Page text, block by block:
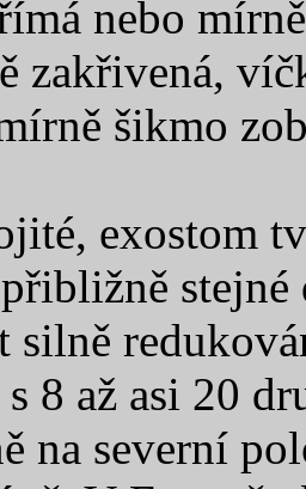
nebo
zakřivená,
šikmo
exostom
silně
8 až asi 20
na severní